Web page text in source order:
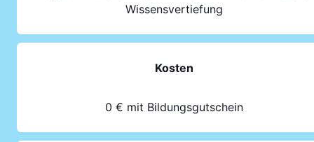
Wissensvertiefung
Kosten
0 € mit Bildungsgutschein